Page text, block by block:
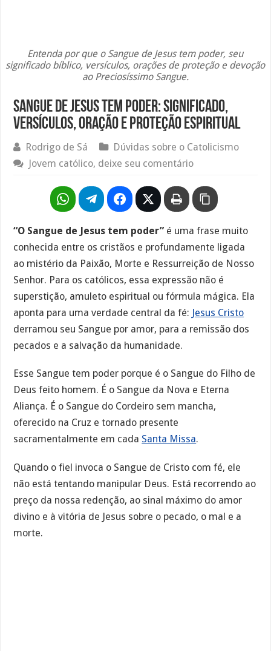
Entenda por que o Sangue de Jesus tem poder, seu
significado bíblico, versículos, orações de proteção e devoção
ao Preciosíssimo Sangue.
Sangue de Jesus Tem Poder: significado,
versículos, oração e proteção espiritual
Rodrigo de Sá
Dúvidas sobre o Catolicismo
Jovem católico, deixe seu comentário
“O Sangue de Jesus tem poder” é uma frase muito
conhecida entre os cristãos e profundamente ligada
ao mistério da Paixão, Morte e Ressurreição de Nosso
Senhor. Para os católicos, essa expressão não é
superstição, amuleto espiritual ou fórmula mágica. Ela
aponta para uma verdade central da fé: Jesus Cristo
derramou seu Sangue por amor, para a remissão dos
pecados e a salvação da humanidade.
Esse Sangue tem poder porque é o Sangue do Filho de
Deus feito homem. É o Sangue da Nova e Eterna
Aliança. É o Sangue do Cordeiro sem mancha,
oferecido na Cruz e tornado presente
sacramentalmente em cada Santa Missa.
Quando o fiel invoca o Sangue de Cristo com fé, ele
não está tentando manipular Deus. Está recorrendo ao
preço da nossa redenção, ao sinal máximo do amor
divino e à vitória de Jesus sobre o pecado, o mal e a
morte.